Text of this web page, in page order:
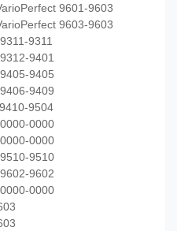
9601-9603
9603-9603
9311
9401
9405
9409
9504
0000
0000
9510
9602
0000